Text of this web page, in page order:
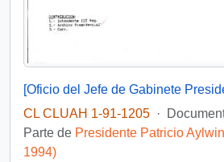
CL CLUAH 1-91-1205 ·
Parte de Presidente Patricio
1994)